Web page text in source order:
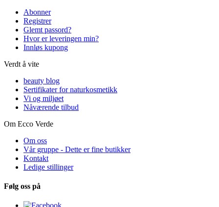
Abonner
Registrer
Glemt passord?
Hvor er leveringen min?
Innløs kupong
Verdt å vite
beauty blog
Sertifikater for naturkosmetikk
Vi og miljøet
Nåværende tilbud
Om Ecco Verde
Om oss
Vår gruppe - Dette er fine butikker
Kontakt
Ledige stillinger
Følg oss på